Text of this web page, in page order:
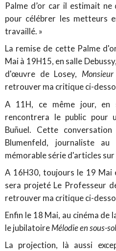
Palme d’or car il estimait
pour célébrer les metteurs
travaillé. »
La remise de cette Palme
Mai à 19H15, en salle
d'œuvre de Losey,
retrouver ma critique ci-
A 11H, ce même jour, en
rencontrera le public pour
Buñuel. Cette
Blumenfeld, journaliste
mémorable série d'articles sur
A 16H30, toujours le 19 Mai
sera projeté Le Professeur
retrouver ma critique ci-
Enfin le 18 Mai, au cinéma
le jubilatoireMélodie en sous-
La projection, là aussi